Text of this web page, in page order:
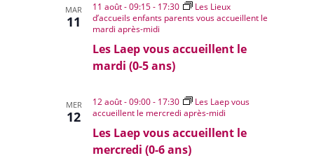
MAR
11
Les Laep vous accueillent le
mardi (0-5 ans)
11 août - 09:15- 17:30
Les Lieux
d’accueils enfants parents vous accueillent le
mardi après-midi
MER
12
Les Laep vous accueillent le
mercredi (0-6 ans)
12 août - 09:00- 17:30
Les Laep vous
accueillent le mercredi après-midi